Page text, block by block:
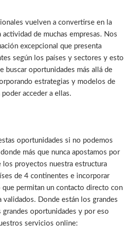
vuelven a convertirse en la
actividad de muchas empresas. Nos
excepcional que presenta
según los países y sectores y esto
buscar oportunidades más allá de
estrategias y modelos de
acceder a ellas.
oportunidades si no podemos
más que nunca apostamos por
los proyectos nuestra estructura
de 4 continentes e incorporar
permitan un contacto directo con
validados. Donde están los grandes
grandes oportunidades y por eso
servicios online: